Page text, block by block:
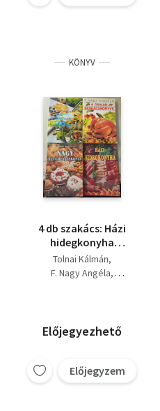
KÖNYV
4 db szakács: Házi
hidegkonyha
+Konyhák, ételek,
élmények +A család
Tolnai Kálmán
F. Nagy Angéla
Előjegyezhető
Előjegyzem